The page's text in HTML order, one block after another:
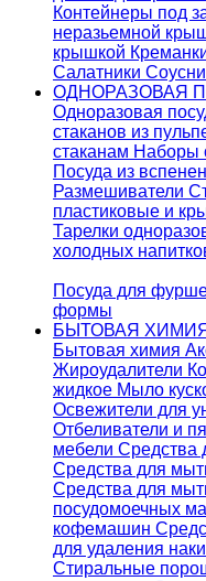
Контейнеры под
неразьемной
крышкой
Салатники
ОДНОРАЗОВАЯ
Одноразовая
стаканов из
стаканам Наборы
Посуда из
Размешиватели
пластиковые и
Тарелки
холодных
Посуда для
формы
БЫТОВАЯ ХИМИЯ
Бытовая химия
Жироудалители
жидкое Мыло
Освежители для
Отбеливатели и
мебели Средства
Средства для
Средства для
посудомоечных
кофемашин
для удаления
Стиральные